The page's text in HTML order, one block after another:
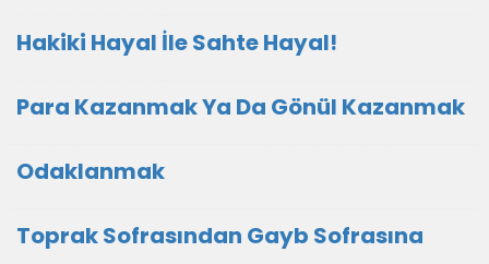
Hakiki Hayal İle Sahte Hayal!
Para Kazanmak Ya Da Gönül Kazanmak
Odaklanmak
Toprak Sofrasından Gayb Sofrasına